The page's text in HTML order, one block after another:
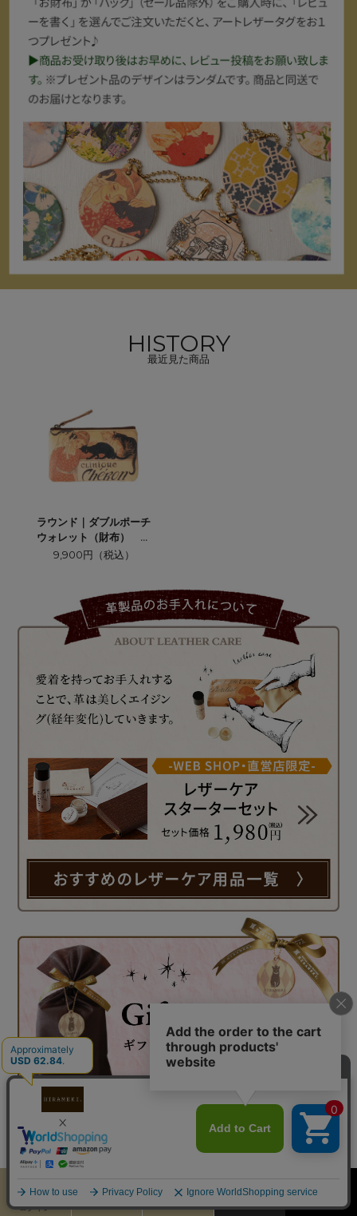
HISTORY
最近見た商品
ラウンド｜ダブルポーチ
ウォレット（財布） ス
タンランイヌネコ
9,900円（税込）
ログイン